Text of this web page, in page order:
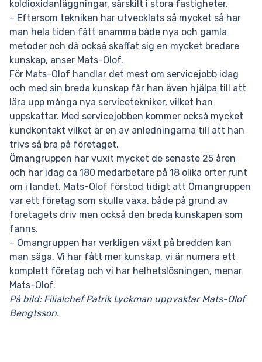
koldioxidanläggningar, särskilt i stora fastigheter.
– Eftersom tekniken har utvecklats så mycket så har
man hela tiden fått anamma både nya och gamla
metoder och då också skaffat sig en mycket bredare
kunskap, anser Mats-Olof.
För Mats-Olof handlar det mest om servicejobb idag
och med sin breda kunskap får han även hjälpa till att
lära upp många nya servicetekniker, vilket han
uppskattar. Med servicejobben kommer också mycket
kundkontakt vilket är en av anledningarna till att han
trivs så bra på företaget.
Ömangruppen har vuxit mycket de senaste 25 åren
och har idag ca 180 medarbetare på 18 olika orter runt
om i landet. Mats-Olof förstod tidigt att Ömangruppen
var ett företag som skulle växa, både på grund av
företagets driv men också den breda kunskapen som
fanns.
​​– Ömangruppen har verkligen växt på bredden kan
man säga. Vi har fått mer kunskap, vi är numera ett
komplett företag och vi har helhetslösningen, menar
Mats-Olof.
På bild: Filialchef Patrik Lyckman uppvaktar Mats-Olof
Bengtsson.